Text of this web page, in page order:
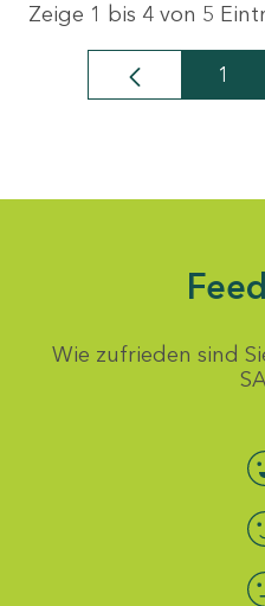
Zeige 1 bis 4 von 5
Seite
1
Wie zufrieden sind